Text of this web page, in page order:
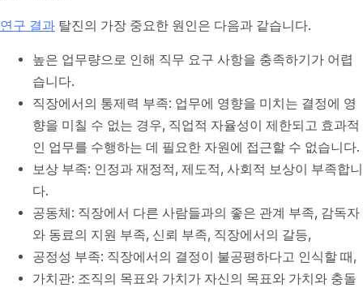
연구 결과 탈진의 가장 중요한 원인은 다음과 같습니다.
높은 업무량으로 인해 직무 요구 사항을 충족하기가 어렵
습니다.
직장에서의 통제력 부족: 업무에 영향을 미치는 결정에 영
향을 미칠 수 없는 경우, 직업적 자율성이 제한되고 효과적
인 업무를 수행하는 데 필요한 자원에 접근할 수 없습니다.
보상 부족: 인정과 재정적, 제도적, 사회적 보상이 부족합니
다.
공동체: 직장에서 다른 사람들과의 좋은 관계 부족, 감독자
와 동료의 지원 부족, 신뢰 부족, 직장에서의 갈등,
공정성 부족: 직장에서의 결정이 불공평하다고 인식할 때,
가치관: 조직의 목표와 가치가 자신의 목표와 가치와 충돌